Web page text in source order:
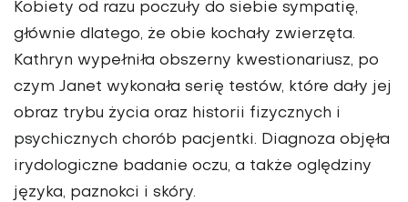
Kobiety od razu poczuły do siebie sympatię,
głównie dlatego, że obie kochały zwierzęta.
Kathryn wypełniła obszerny kwestionariusz, po
czym Janet wykonała serię testów, które dały jej
obraz trybu życia oraz historii fizycznych i
psychicznych chorób pacjentki. Diagnoza objęła
irydologiczne badanie oczu, a także oględziny
języka, paznokci i skóry.